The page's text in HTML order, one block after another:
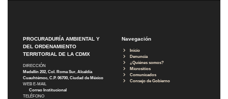
PROCURADURÍA AMBIENTAL Y
DEL ORDENAMIENTO
TERRITORIAL DE LA CDMX
DIRECCIÓN
Medellín 202, Col. Roma Sur, Alcaldía
Cuauhtémoc, C.P. 06700, Ciudad de México
WEB E-MAIL
Correo Institucional
TELÉFONO
Navegación
Inicio
Denuncia
¿Quiénes somos?
Micrositios
Comunicados
Consejo de Gobierno